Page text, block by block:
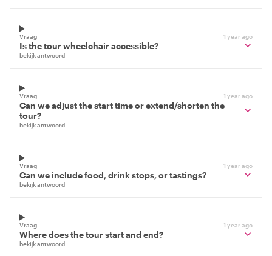
Vraag 1 year ago
Is the tour wheelchair accessible?
bekijk antwoord
Vraag 1 year ago
Can we adjust the start time or extend/shorten the
tour?
bekijk antwoord
Vraag 1 year ago
Can we include food, drink stops, or tastings?
bekijk antwoord
Vraag 1 year ago
Where does the tour start and end?
bekijk antwoord